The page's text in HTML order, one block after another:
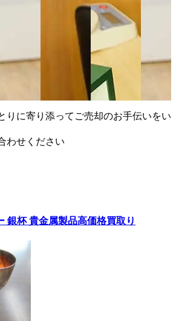
りに寄り添ってご売却のお手伝いをい
わせください
銀杯 貴金属製品高価格買取り